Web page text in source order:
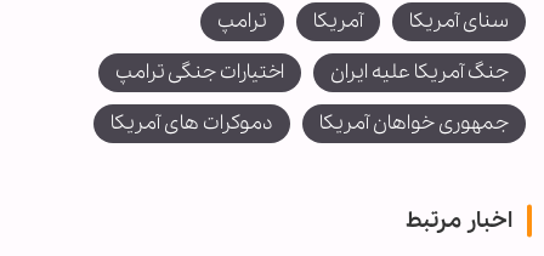
سنای آمریکا آمریکا
ترامپ
جنگ آمریکا علیه ایران
اختیارات جنگی ترامپ
جمهوری خواهان آمریکا
دموکرات های آمریکا
اخبار مرتبط